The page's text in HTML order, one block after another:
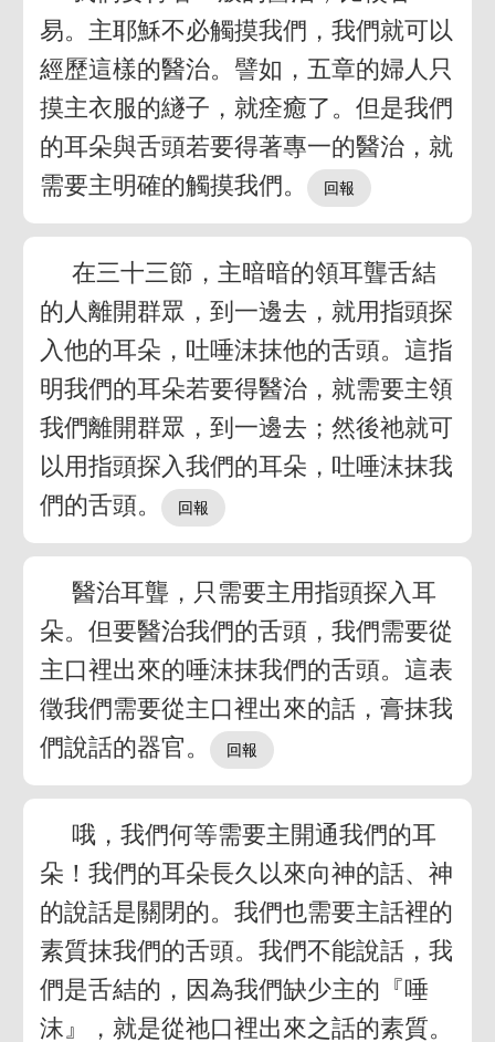
易。主耶穌不必觸摸我們，我們就可以
經歷這樣的醫治。譬如，五章的婦人只
摸主衣服的繸子，就痊癒了。但是我們
的耳朵與舌頭若要得著專一的醫治，就
需要主明確的觸摸我們。
在三十三節，主暗暗的領耳聾舌結
的人離開群眾，到一邊去，就用指頭探
入他的耳朵，吐唾沫抹他的舌頭。這指
明我們的耳朵若要得醫治，就需要主領
我們離開群眾，到一邊去；然後祂就可
以用指頭探入我們的耳朵，吐唾沫抹我
們的舌頭。
醫治耳聾，只需要主用指頭探入耳
朵。但要醫治我們的舌頭，我們需要從
主口裡出來的唾沫抹我們的舌頭。這表
徵我們需要從主口裡出來的話，膏抹我
們說話的器官。
哦，我們何等需要主開通我們的耳
朵！我們的耳朵長久以來向神的話、神
的說話是關閉的。我們也需要主話裡的
素質抹我們的舌頭。我們不能說話，我
們是舌結的，因為我們缺少主的『唾
沫』，就是從祂口裡出來之話的素質。